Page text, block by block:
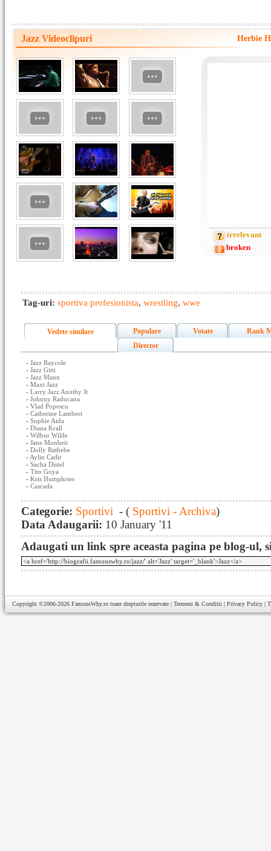
Jazz Videoclipuri Herbie
irrelevant
broken
Tag-uri: sportiva profesionista, wrestling, wwe
Vedete similare Populare Votate
Rank
Director
- Jazz Raycole
- Jazz Gitti
- Jazz Mann
- Maxi Jazz
- Larry Jazz Anothy Jr
- Johnny Raducanu
- Vlad Popescu
- Catherine Lambert
- Sophie Aida
- Diana Krall
- Wilbur Wilde
- Jane Monheit
- Dolly Rathebe
- Aylin Cadir
- Sacha Distel
- Tito Goya
- Kris Humphries
- Cascada
Categorie: Sportivi - ( Sportivi - Archiva)
Data Adaugarii: 10 January '11
Adaugati un link spre aceasta pagina pe blog-ul,
Copyright ©2006-2026 FamousWhy.ro toate drepturile rezervate | Termeni & Conditii | Privacy Policy |